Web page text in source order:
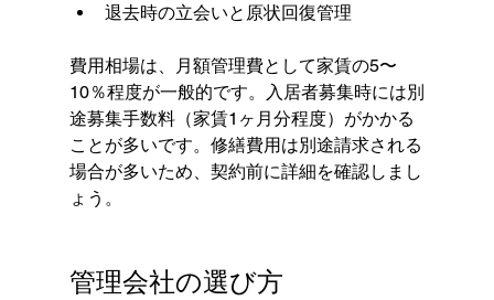
退去時の立会いと原状回復管理
費用相場は、月額管理費として家賃の5〜
10％程度が一般的です。入居者募集時には別
途募集手数料（家賃1ヶ月分程度）がかかる
ことが多いです。修繕費用は別途請求される
場合が多いため、契約前に詳細を確認しまし
ょう。
管理会社の選び方